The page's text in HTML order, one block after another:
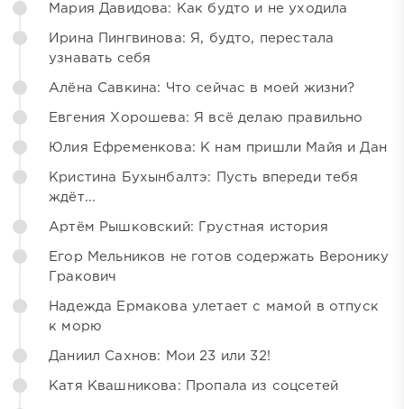
Мария Давидова: Как будто и не уходила
Ирина Пингвинова: Я, будто, перестала
узнавать себя
Алёна Савкина: Что сейчас в моей жизни?
Евгения Хорошева: Я всё делаю правильно
Юлия Ефременкова: К нам пришли Майя и Дан
Кристина Бухынбалтэ: Пусть впереди тебя
ждёт...
Артём Рышковский: Грустная история
Егор Мельников не готов содержать Веронику
Гракович
Надежда Ермакова улетает с мамой в отпуск
к морю
Даниил Сахнов: Мои 23 или 32!
Катя Квашникова: Пропала из соцсетей